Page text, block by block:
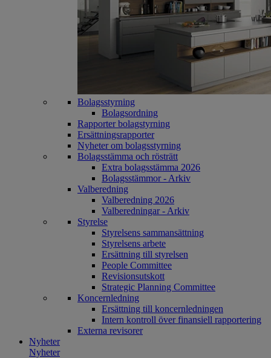
Bolagsstyrning
Bolagsordning
Rapporter bolagstyrning
Ersättningsrapporter
Nyheter om bolagsstyrning
Bolagsstämma och rösträtt
Extra bolagsstämma 2026
Bolagsstämmor - Arkiv
Valberedning
Valberedning 2026
Valberedningar - Arkiv
Styrelse
Styrelsens sammansättning
Styrelsens arbete
Ersättning till styrelsen
People Committee
Revisionsutskott
Strategic Planning Committee
Koncernledning
Ersättning till koncernledningen
Intern kontroll över finansiell rapportering
Externa revisorer
Nyheter
Nyheter